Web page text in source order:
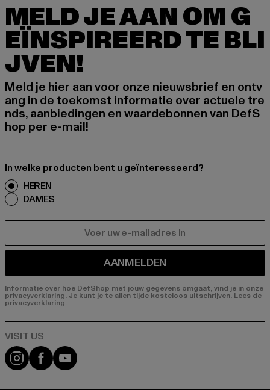
MELD JE AAN OM G
EÏNSPIREERD TE BLI
JVEN!
Meld je hier aan voor onze nieuwsbrief en ontv
ang in de toekomst informatie over actuele tre
nds, aanbiedingen en waardebonnen van DefS
hop per e-mail!
In welke producten bent u geïnteresseerd?
HEREN
DAMES
AANMELDEN
Informatie over hoe DefShop met jouw gegevens omgaat, vind je in onze
privacyverklaring. Je kunt je te allen tijde kosteloos uitschrijven. Lees de
privacyverklaring.
Visit our Instagram page:
Visit our Facebook page:
Visit our YouTube channel: